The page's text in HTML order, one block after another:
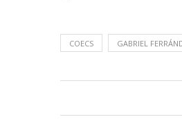
COECS GABRIEL